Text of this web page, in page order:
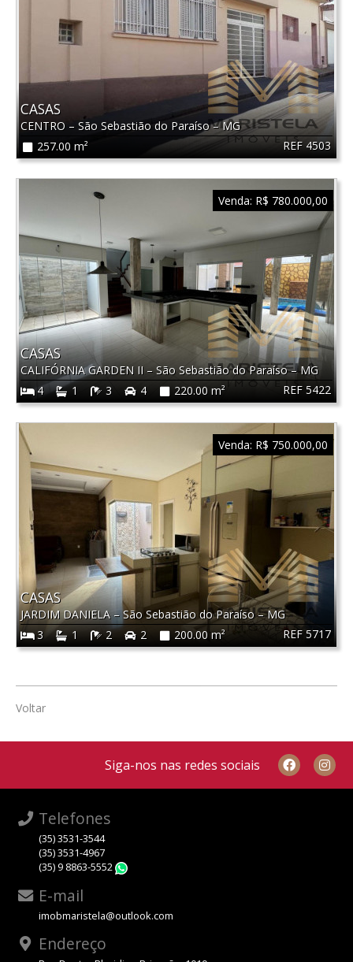
REF 4503
CASAS
CENTRO – São Sebastião do Paraíso–MG
257.00 m²
REF 5422
CASAS
CALIFÓRNIA GARDEN II – São Sebastião do Paraíso–MG
4
1 3 4 220.00 m²
Venda: R$ 780.000,00
REF 5717
CASAS
JARDIM DANIELA–São Sebastião do Paraíso–MG
3
1 2 2 200.00 m²
Venda: R$ 750.000,00
Voltar
Siga-nos nas redes sociais
Telefones
(35) 3531-3544
(35) 3531-4967
(35) 9 8863-5552
E-mail
imobmaristela@outlook.com
Endereço